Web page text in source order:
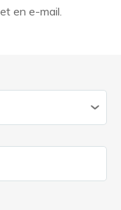
en e-mail.